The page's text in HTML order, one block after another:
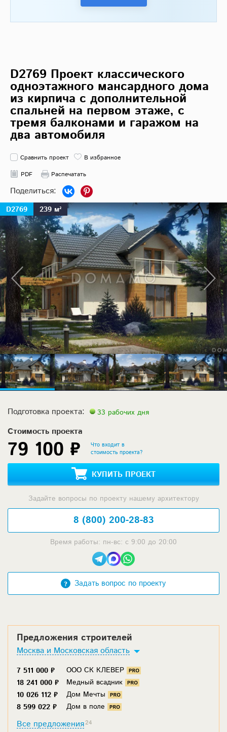
D2769 Проект классического
одноэтажного мансардного дома
из кирпича с дополнительной
спальней на первом этаже, с
тремя балконами и гаражом на
два автомобиля
Сравнить проект
В избранное
PDF
Распечатать
D2769 239 м²
Подготовка проекта: 33 рабочих дня
Стоимость проекта
79 100 ₽
Что входит в
стоимость проекта?
КУПИТЬ ПРОЕКТ
Задайте вопросы по проекту нашему архитектору
8 (800) 200-28-83
Время работы: пн-вс: с 9:00 до 20:00
Задать вопрос по проекту
Предложения строителей
Москва и Московская область
7 511 000 ₽
ООО СК КЛЕВЕР
18 241 000 ₽
Медный всадник
10 026 112 ₽
Дом Мечты
8 599 022 ₽
Дом в поле
Все предложения24